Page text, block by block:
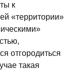
к
«территории»
отгородиться
такая